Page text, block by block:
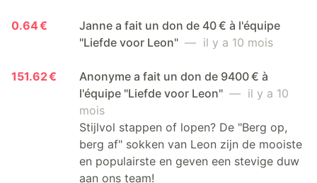
0.64 €
Janne a fait un don de 40 € à l'équipe
"Liefde voor Leon" — il y a 10 mois
151.62 €
Anonyme a fait un don de 9400 € à
l'équipe "Liefde voor Leon" — il y a 10
mois
Stijlvol stappen of lopen? De "Berg op,
berg af" sokken van Leon zijn de mooiste
en populairste en geven een stevige duw
aan ons team!